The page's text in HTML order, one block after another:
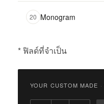
20 Monogram
* ฟิลด์ที่จำเป็น
Qty:YOUR CUSTOM MADE ·